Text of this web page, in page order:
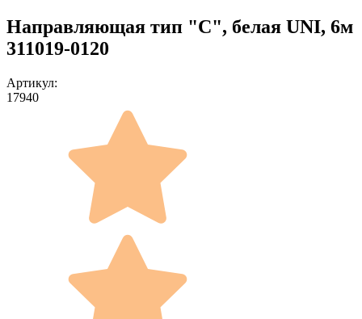
Направляющая тип "С", белая UNI, 6м
311019-0120
Артикул:
17940